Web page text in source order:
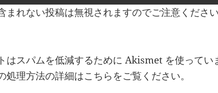
まれない投稿は無視されますのでご注意くださ
はスパムを低減するために Akismet を使ってい
処理方法の詳細はこちらをご覧ください。